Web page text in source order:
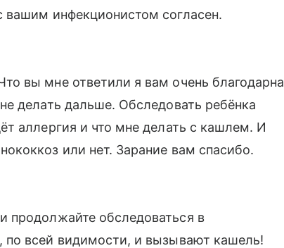
вашим инфекционистом согласен.
вы мне ответили я вам очень благодарна
делать дальше. Обследовать ребёнка
аллергия и что мне делать с кашлем. И
или нет. Зарание вам спасибо.
продолжайте обследоваться в
по всей видимости, и вызывают кашель!